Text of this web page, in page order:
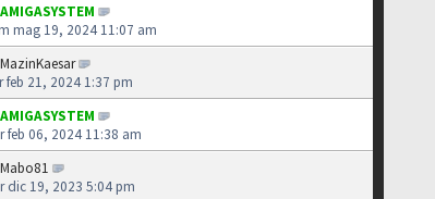
AMIGASYSTEM
mag 19, 2024 11:07 am
MazinKaesar
feb 21, 2024 1:37 pm
AMIGASYSTEM
feb 06, 2024 11:38 am
Mabo81
dic 19, 2023 5:04 pm